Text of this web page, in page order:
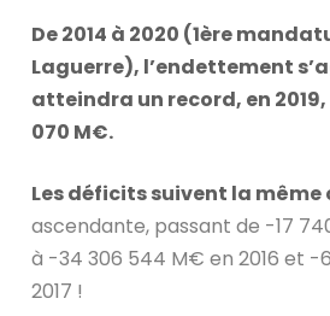
De 2014 à 2020 (1ère
Laguerre), l’endettement
atteindra un record, en 2019,
070 M€.
Les déficits suivent la même
ascendante, passant de -17
à -34 306 544 M€ en 2016 et -
2017 !